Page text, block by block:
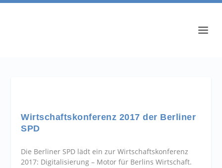
Wirtschaftskonferenz 2017 der Berliner
SPD
Die Berliner SPD lädt ein zur Wirtschaftskonferenz
2017: Digitalisierung – Motor für Berlins Wirtschaft.